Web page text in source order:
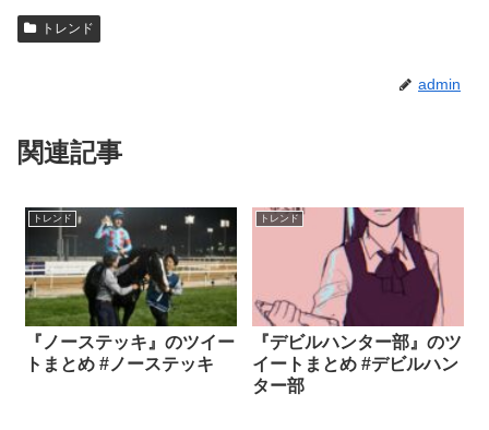
トレンド
admin
関連記事
トレンド
『ノーステッキ』のツイー
トまとめ #ノーステッキ
トレンド
『デビルハンター部』のツ
イートまとめ #デビルハン
ター部